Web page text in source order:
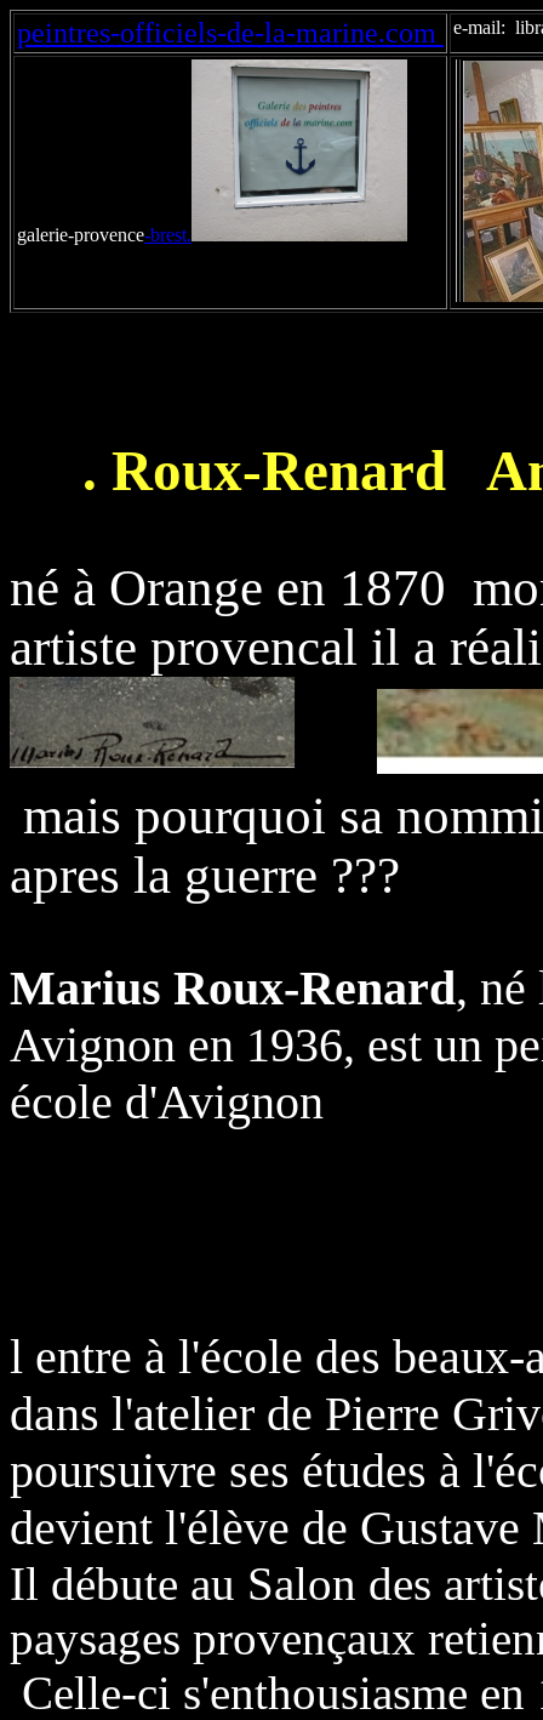
peintres-officiels-de-la-marine.com e-mail:
galerie-provence-brest.
. Roux-Renard
né à Orange en 1870
artiste provencal il a
mais pourquoi sa
apres la guerre ???
Marius Roux-Renard,
Avignon en 1936, est un
école d'Avignon
l entre à l'école des
dans l'atelier de Pierre
poursuivre ses études à l'
devient l'élève de Gustave
Il débute au Salon des
paysages provençaux
Celle-ci s'enthousiasme